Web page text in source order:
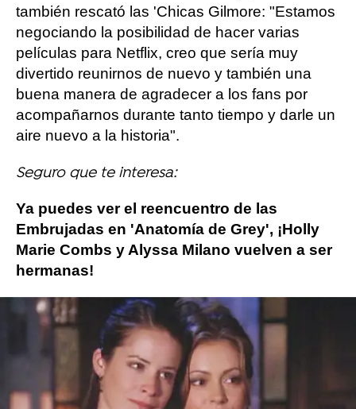
también rescató las 'Chicas Gilmore: "Estamos
negociando la posibilidad de hacer varias
películas para Netflix, creo que sería muy
divertido reunirnos de nuevo y también una
buena manera de agradecer a los fans por
acompañarnos durante tanto tiempo y darle un
aire nuevo a la historia".
Seguro que te interesa:
Ya puedes ver el reencuentro de las
Embrujadas en 'Anatomía de Grey', ¡Holly
Marie Combs y Alyssa Milano vuelven a ser
hermanas!
Holly Marie Combs embrujadas Alyssa